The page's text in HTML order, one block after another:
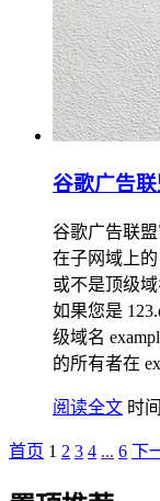
谷歌广告
谷歌广告联
在子网域上
或不是顶级
如果您是
级域名
的所有者在
阅读全文 时
首页 1 2 3 4 ... 6 下